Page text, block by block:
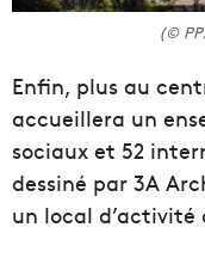
(©
Enfin, plus au
accueillera un
sociaux et 52
dessiné par 3A
un local d’activité